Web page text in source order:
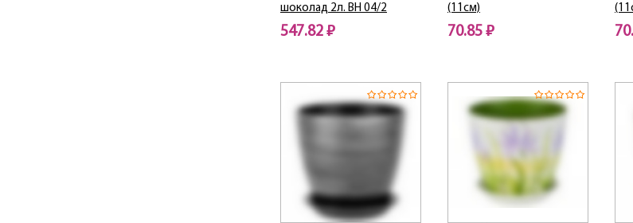
шоколад 2л. ВН 04/2
547.82 ₽
(11см)
70.85 ₽